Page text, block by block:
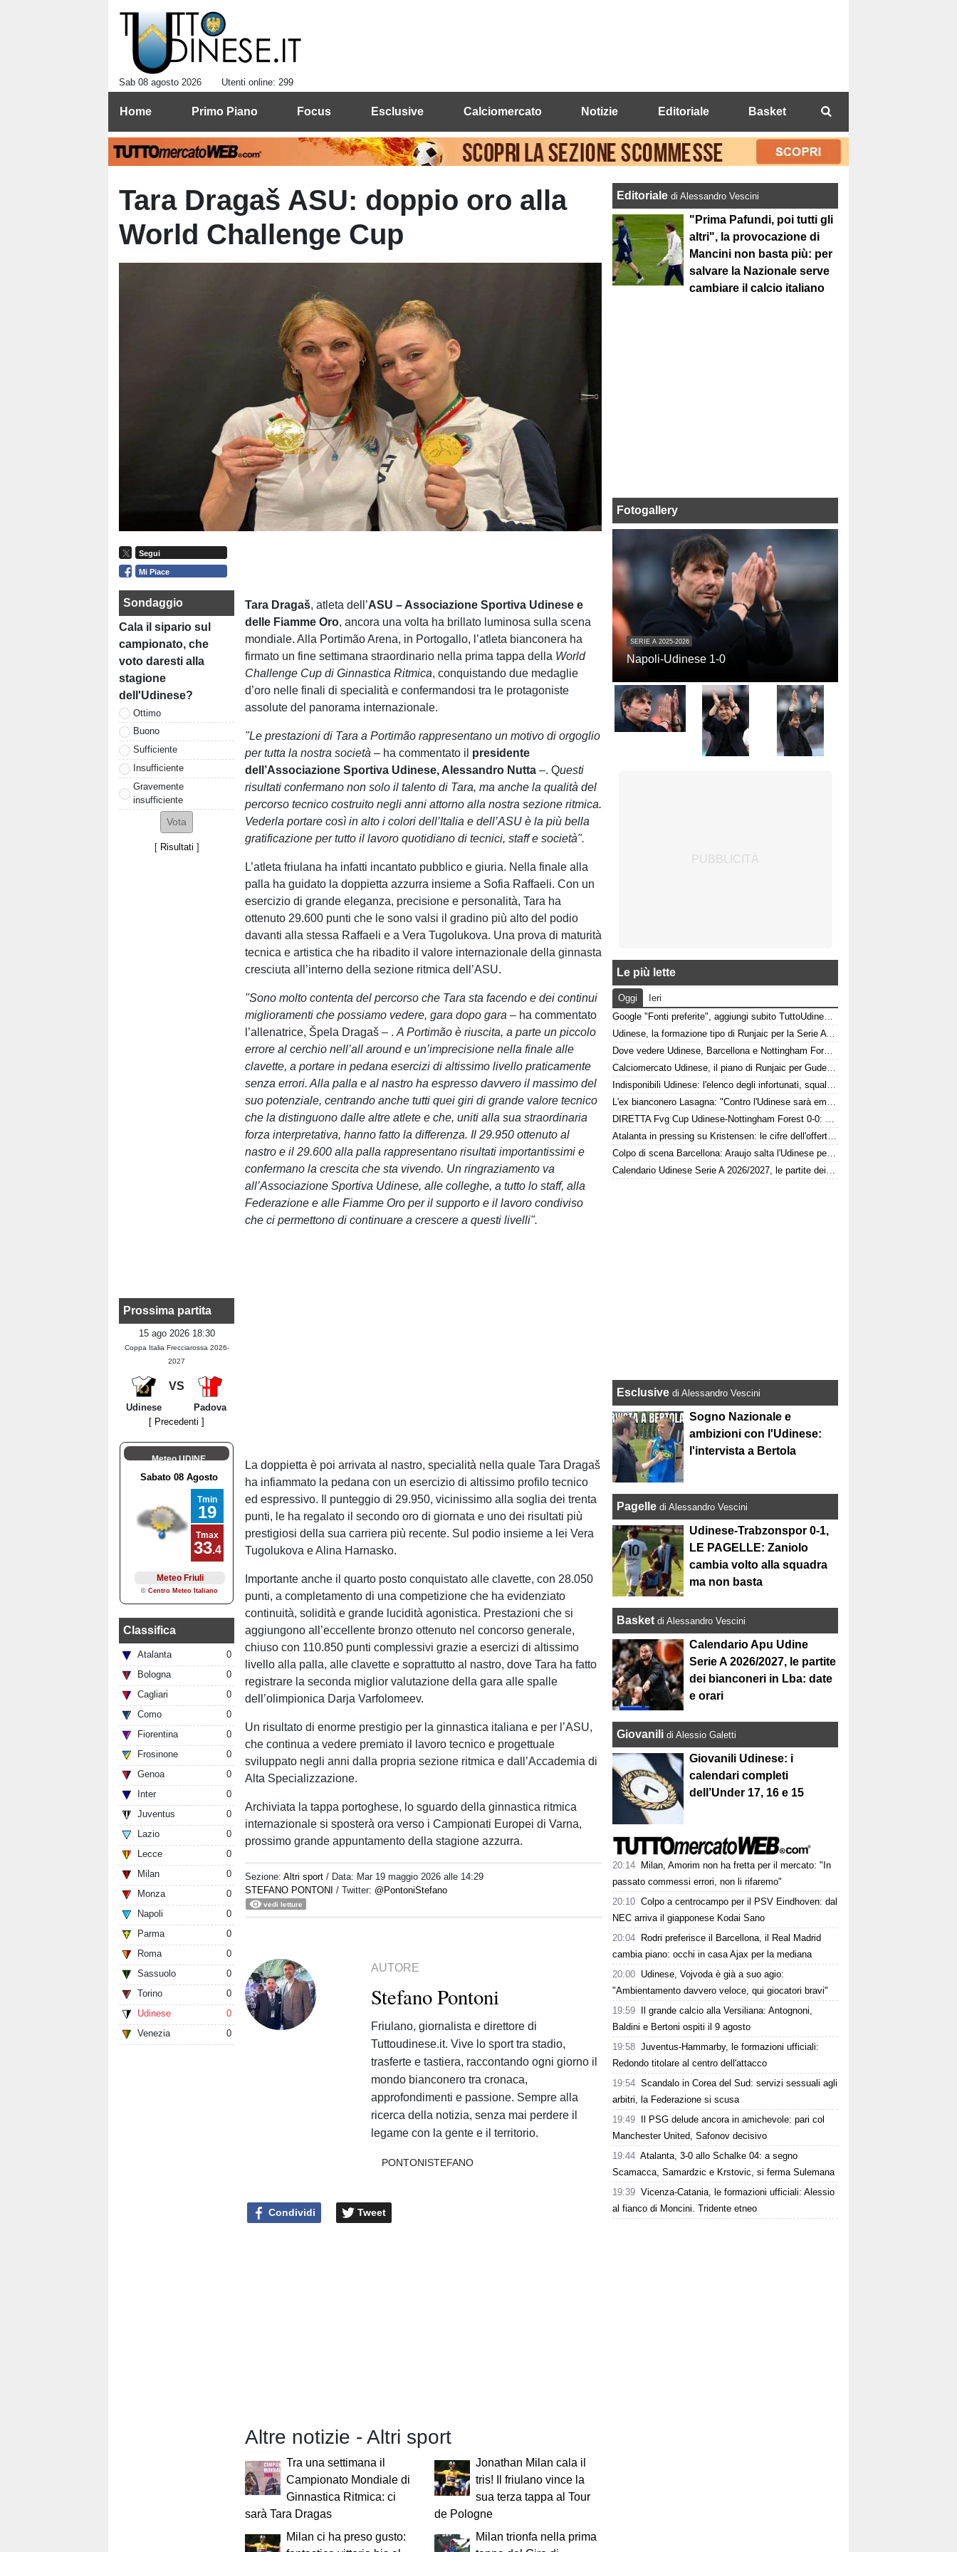
Sab 08 agosto 2026 Utenti online: 299
Home Primo Piano Focus Esclusive Calciomercato Notizie Editoriale Basket
Tara Dragaš ASU: doppio oro alla
World Challenge Cup
Segui
Mi Piace
Sondaggio
Cala il sipario sul
campionato, che
voto daresti alla
stagione
dell'Udinese?
Ottimo
Buono
Sufficiente
Insufficiente
Gravemente
insufficiente
[ Risultati ]
Prossima partita
15 ago 2026 18:30
Coppa Italia Frecciarossa 2026-
2027
VS
Udinese
Padova
[ Precedenti ]
Meteo UDINE
Classifica
Atalanta
0
Bologna
0
Cagliari
0
Como
0
Fiorentina
0
Frosinone
0
Genoa
0
Inter
0
Juventus
0
Lazio
0
Lecce
0
Milan
0
Monza
0
Napoli
0
Parma
0
Roma
0
Sassuolo
0
Torino
0
Udinese
0
Venezia
0
Tara Dragaš, atleta dell’ASU – Associazione Sportiva Udinese e
delle Fiamme Oro, ancora una volta ha brillato luminosa sulla scena
mondiale. Alla Portimão Arena, in Portogallo, l’atleta bianconera ha
firmato un fine settimana straordinario nella prima tappa della World
Challenge Cup di Ginnastica Ritmica, conquistando due medaglie
d’oro nelle finali di specialità e confermandosi tra le protagoniste
assolute del panorama internazionale.
"Le prestazioni di Tara a Portimão rappresentano un motivo di orgoglio
per tutta la nostra società – ha commentato il presidente
dell’Associazione Sportiva Udinese, Alessandro Nutta –. Questi
risultati confermano non solo il talento di Tara, ma anche la qualità del
percorso tecnico costruito negli anni attorno alla nostra sezione ritmica.
Vederla portare così in alto i colori dell’Italia e dell’ASU è la più bella
gratificazione per tutto il lavoro quotidiano di tecnici, staff e società".
L’atleta friulana ha infatti incantato pubblico e giuria. Nella finale alla
palla ha guidato la doppietta azzurra insieme a Sofia Raffaeli. Con un
esercizio di grande eleganza, precisione e personalità, Tara ha
ottenuto 29.600 punti che le sono valsi il gradino più alto del podio
davanti alla stessa Raffaeli e a Vera Tugolukova. Una prova di maturità
tecnica e artistica che ha ribadito il valore internazionale della ginnasta
cresciuta all’interno della sezione ritmica dell’ASU.
"Sono molto contenta del percorso che Tara sta facendo e dei continui
miglioramenti che possiamo vedere, gara dopo gara – ha commentato
l’allenatrice, Špela Dragaš – . A Portimão è riuscita, a parte un piccolo
errore al cerchio nell’all around e un’imprecisione nella finale alle
clavette, a portare in pedana esercizi di altissimo livello praticamente
senza errori. Alla palla e al nastro ha espresso davvero il massimo del
suo potenziale, centrando anche tutti quei giri di grande valore tecnico
che la distinguono dalle altre atlete e che, uniti alla sua straordinaria
forza interpretativa, hanno fatto la differenza. Il 29.950 ottenuto al
nastro e il 29.600 alla palla rappresentano risultati importantissimi e
confermano la crescita che sta vivendo. Un ringraziamento va
all’Associazione Sportiva Udinese, alle colleghe, a tutto lo staff, alla
Federazione e alle Fiamme Oro per il supporto e il lavoro condiviso
che ci permettono di continuare a crescere a questi livelli".
La doppietta è poi arrivata al nastro, specialità nella quale Tara Dragaš
ha infiammato la pedana con un esercizio di altissimo profilo tecnico
ed espressivo. Il punteggio di 29.950, vicinissimo alla soglia dei trenta
punti, le ha regalato il secondo oro di giornata e uno dei risultati più
prestigiosi della sua carriera più recente. Sul podio insieme a lei Vera
Tugolukova e Alina Harnasko.
Importante anche il quarto posto conquistato alle clavette, con 28.050
punti, a completamento di una competizione che ha evidenziato
continuità, solidità e grande lucidità agonistica. Prestazioni che si
aggiungono all’eccellente bronzo ottenuto nel concorso generale,
chiuso con 110.850 punti complessivi grazie a esercizi di altissimo
livello alla palla, alle clavette e soprattutto al nastro, dove Tara ha fatto
registrare la seconda miglior valutazione della gara alle spalle
dell’olimpionica Darja Varfolomeev.
Un risultato di enorme prestigio per la ginnastica italiana e per l’ASU,
che continua a vedere premiato il lavoro tecnico e progettuale
sviluppato negli anni dalla propria sezione ritmica e dall’Accademia di
Alta Specializzazione.
Archiviata la tappa portoghese, lo sguardo della ginnastica ritmica
internazionale si sposterà ora verso i Campionati Europei di Varna,
prossimo grande appuntamento della stagione azzurra.
Sezione:Altri sport / Data: Mar 19 maggio 2026 alle 14:29
STEFANO PONTONI
/ Twitter: @PontoniStefano
vedi letture
AUTORE
Stefano Pontoni
Friulano, giornalista e direttore di
Tuttoudinese.it. Vive lo sport tra stadio,
trasferte e tastiera, raccontando ogni giorno il
mondo bianconero tra cronaca,
approfondimenti e passione. Sempre alla
ricerca della notizia, senza mai perdere il
legame con la gente e il territorio.
PONTONISTEFANO
Condividi Tweet
Altre notizie - Altri sport
Tra una settimana il
Campionato Mondiale di
Ginnastica Ritmica: ci
sarà Tara Dragas
Jonathan Milan cala il
tris! Il friulano vince la
sua terza tappa al Tour
de Pologne
Milan ci ha preso gusto:
Milan trionfa nella prima
Editorialedi Alessandro Vescini
"Prima Pafundi, poi tutti gli
altri", la provocazione di
Mancini non basta più: per
salvare la Nazionale serve
cambiare il calcio italiano
Fotogallery
SERIE A 2025-2026
Napoli-Udinese 1-0
Le più lette
Oggi
Ieri
Google "Fonti preferite", aggiungi subito TuttoUdinese e personalizza le tue notizie
Udinese, la formazione tipo di Runjaic per la Serie A 2026/2027
Dove vedere Udinese, Barcellona e Nottingham Forest in tv e streaming | FVG Cup
Calciomercato Udinese, il piano di Runjaic per Gudelj: l'ex Siviglia avrà un nuovo ruolo
Indisponibili Udinese: l'elenco degli infortunati, squalificati e diffidati
L'ex bianconero Lasagna: "Contro l'Udinese sarà emozionante, proveremo a vincere"
DIRETTA Fvg Cup Udinese-Nottingham Forest 0-0: ci prova Zaniolo
Atalanta in pressing su Kristensen: le cifre dell'offerta e la netta condizione dell'Udinese
Colpo di scena Barcellona: Araujo salta l'Udinese per volare a Liverpool! Le 3 assenze di Flick
Calendario Udinese Serie A 2026/2027, le partite dei bianconeri: date e orari
Esclusive di Alessandro Vescini
Sogno Nazionale e
ambizioni con l'Udinese:
l'intervista a Bertola
Pagelle di Alessandro Vescini
Udinese-Trabzonspor 0-1,
LE PAGELLE: Zaniolo
cambia volto alla squadra
ma non basta
Basket di Alessandro Vescini
Calendario Apu Udine
Serie A 2026/2027, le partite
dei bianconeri in Lba: date
e orari
Giovanili di Alessio Galetti
Giovanili Udinese: i
calendari completi
dell’Under 17, 16 e 15
20:14
Milan, Amorim non ha fretta per il mercato: "In
passato commessi errori, non li rifaremo"
20:10 Colpo a centrocampo per il PSV Eindhoven: dal
NEC arriva il giapponese Kodai Sano
20:04
Rodri preferisce il Barcellona, il Real Madrid
cambia piano: occhi in casa Ajax per la mediana
20:00 Udinese, Vojvoda è già a suo agio:
"Ambientamento davvero veloce, qui giocatori bravi"
19:59
Il grande calcio alla Versiliana: Antognoni,
Baldini e Bertoni ospiti il 9 agosto
19:58 Juventus-Hammarby, le formazioni ufficiali:
Redondo titolare al centro dell'attacco
19:54 Scandalo in Corea del Sud: servizi sessuali agli
arbitri, la Federazione si scusa
19:49
Il PSG delude ancora in amichevole: pari col
Manchester United, Safonov decisivo
19:44 Atalanta, 3-0 allo Schalke 04: a segno
Scamacca, Samardzic e Krstovic, si ferma Sulemana
19:39 Vicenza-Catania, le formazioni ufficiali: Alessio
al fianco di Moncini. Tridente etneo